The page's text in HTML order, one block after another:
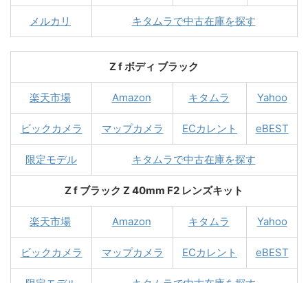
メルカリ キタムラで中古在庫を探す
Z f ボディ ブラック
楽天市場 Amazon キタムラ Yahoo
ビックカメラ マップカメラ ECカレント eBEST
限定モデル キタムラで中古在庫を探す
Z f ブラック Z 40mm F2 レンズキット
楽天市場 Amazon キタムラ Yahoo
ビックカメラ マップカメラ ECカレント eBEST